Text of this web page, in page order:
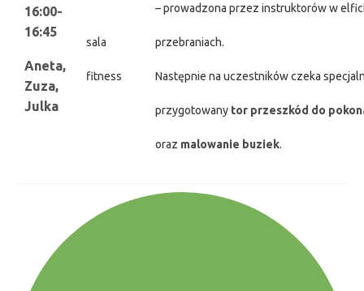
16:00-
16:45
Aneta,
Zuza,
Julka
sala
fitness
– prowadzona przez instruktorów w
przebraniach.
Następnie na uczestników czeka
przygotowany tor przeszkód do
oraz malowanie buziek.